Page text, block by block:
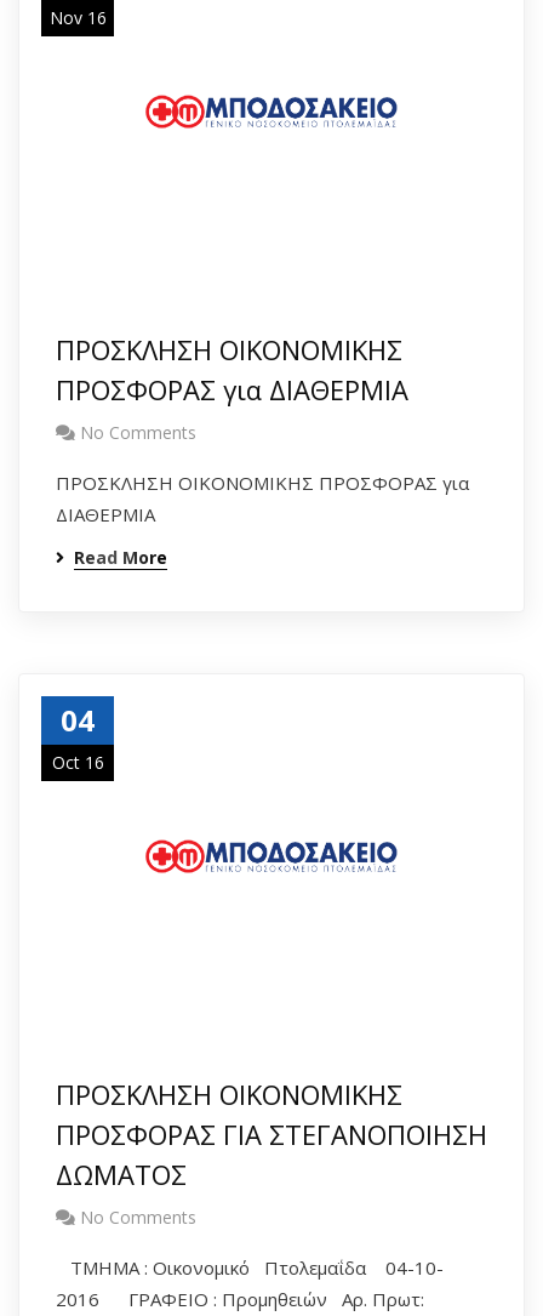
Nov 16
ΠΡΟΣΚΛΗΣΗ ΟΙΚΟΝΟΜΙΚΗΣ
ΠΡΟΣΦΟΡΑΣ για ΔΙΑΘΕΡΜΙΑ
No Comments
ΠΡΟΣΚΛΗΣΗ ΟΙΚΟΝΟΜΙΚΗΣ ΠΡΟΣΦΟΡΑΣ για
ΔΙΑΘΕΡΜΙΑ
Read More
04
Oct 16
ΠΡΟΣΚΛΗΣΗ ΟΙΚΟΝΟΜΙΚΗΣ
ΠΡΟΣΦΟΡΑΣ ΓΙΑ ΣΤΕΓΑΝΟΠΟΙΗΣΗ
ΔΩΜΑΤΟΣ
No Comments
ΤΜΗΜΑ : Οικονομικό Πτολεμαΐδα 04-10-
2016 ΓΡΑΦΕΙΟ : Προμηθειών Aρ. Πρωτ: